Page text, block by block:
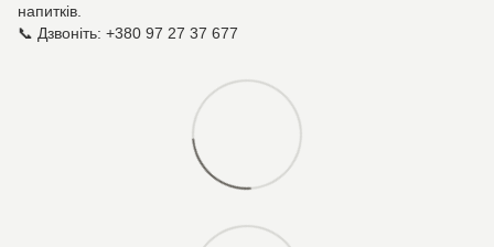
напитків.
📞 Дзвоніть: +380 97 27 37 677